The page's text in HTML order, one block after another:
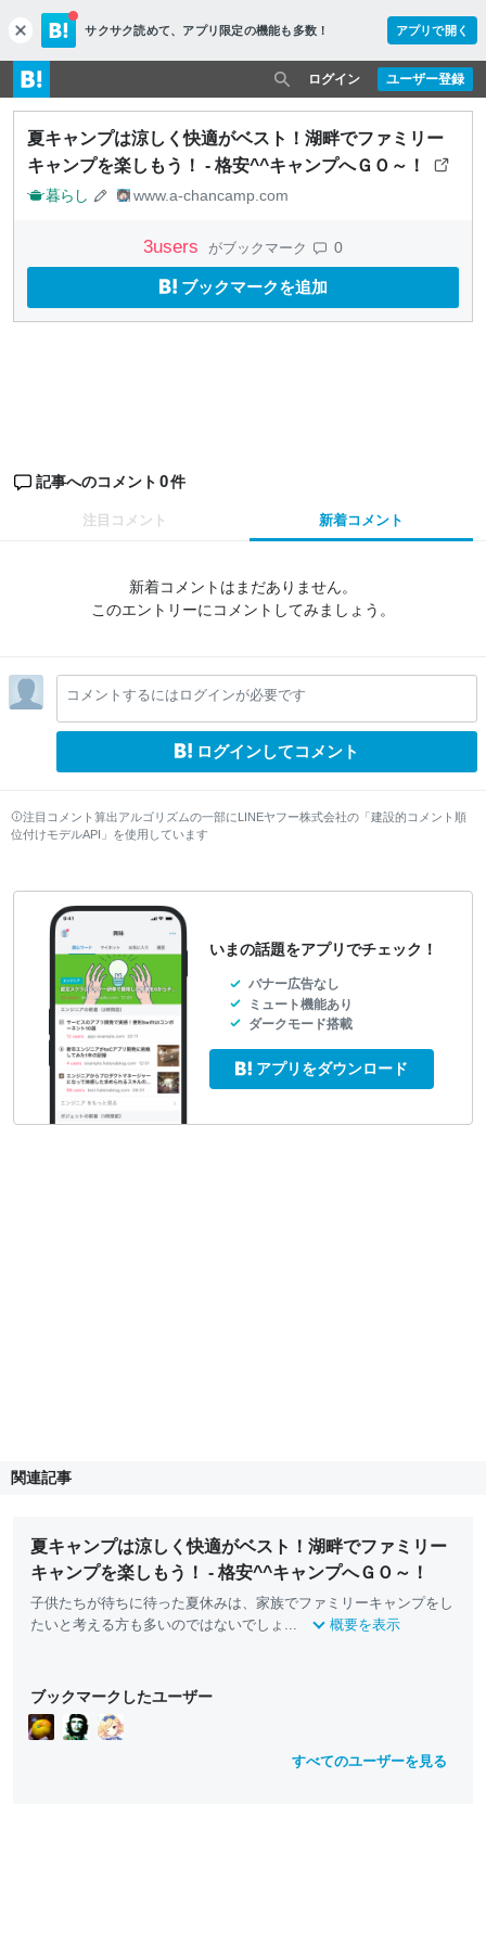
c
l
o
s
e
サクサク読めて、 アプリ限定の機能も多数！ アプリで開く
ユーザー登録
ログイン
夏キャンプは涼しく快適がベスト！湖畔でファミリー
キャンプを楽しもう！ - 格安^^キャンプへＧＯ～！
暮らし www.a-chancamp.com
3users がブックマーク 0
ブックマークを追加
記事へのコメント 0件
注目コメント 新着コメント
新着コメントはまだありません。
このエントリーにコメントしてみましょう。
コメントするにはログインが必要です
ログインしてコメント
注目コメント算出アルゴリズムの一部にLINEヤフー株式会社の「建設的コメント順
位付けモデルAPI」を使用しています
いまの話題をアプリでチェック！
バナー広告なし
ミュート機能あり
ダークモード搭載
アプリをダウンロード
関連記事
夏キャンプは涼しく快適がベスト！湖畔でファミリー
キャンプを楽しもう！ - 格安^^キャンプへＧＯ～！
子供たちが待ちに待った夏休みは、家族でファミリーキャンプをし
たいと考える方も多いのではないでしょ...
概要を表示
ブックマークしたユーザー
すべてのユーザーを見る